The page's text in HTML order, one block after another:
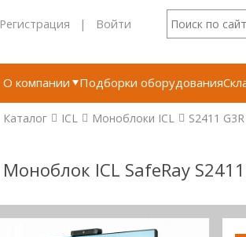
Регистрация | Войти
О компании Подборки оборудования
Каталог ICL Моноблоки ICL S2411 G3R
Моноблок ICL SafeRay